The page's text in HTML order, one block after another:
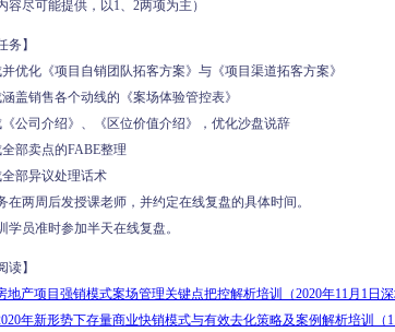
容尽可能提供，以1、2两项为主）
务】
优化《项目自销团队拓客方案》与《项目渠道拓客方案》
盖销售各个动线的《案场体验管控表》
公司介绍》、《区位价值介绍》，优化沙盘说辞
部卖点的FABE整理
部异议处理话术
在两周后发授课老师，并约定在线复盘的具体时间。
学员准时参加半天在线复盘。
读】
地产项目强销模式案场管理关键点把控解析培训（2020年11月1日深
年新形势下存量商业快销模式与有效去化策略及案例解析培训（